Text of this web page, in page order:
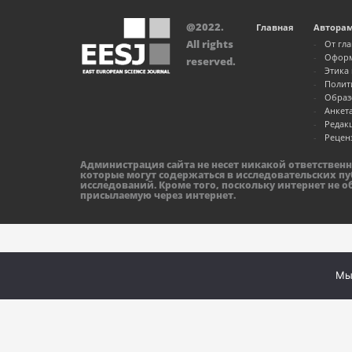
Главная
От
@2022.
All rights
reserved.
Администрация сайта не несет никакой
которые могут содержаться в исследовательских
исследований. Кроме того, поскольку интернет
присылаемую через интернет.
Мы